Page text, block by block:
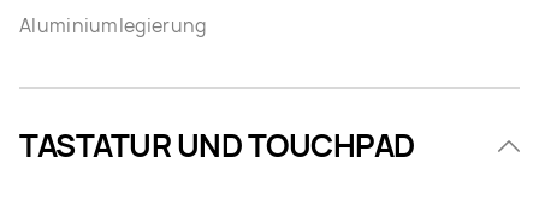
Aluminiumlegierung
TASTATUR UND TOUCHPAD